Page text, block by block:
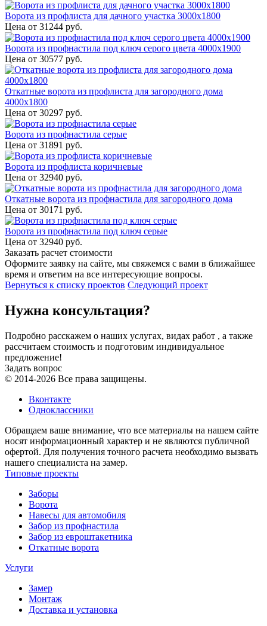
Ворота из профлиста для дачного участка 3000x1800
Цена от 31244 руб.
Ворота из профнастила под ключ серого цвета 4000x1900
Цена от 30577 руб.
Откатные ворота из профлиста для загородного дома
4000х1800
Цена от 30297 руб.
Ворота из профнастила серые
Цена от 31891 руб.
Ворота из профлиста коричневые
Цена от 32940 руб.
Откатные ворота из профнастила для загородного дома
Цена от 30171 руб.
Ворота из профнастила под ключ серые
Цена от 32940 руб.
Заказать расчет стоимости
Оформите заявку на сайте, мы свяжемся с вами в ближайшее
время и ответим на все интересующие вопросы.
Вернуться к списку проектов Следующий проект
Нужна консультация?
Подробно расскажем о наших услугах, видах работ , а также
рассчитаем стоимость и подготовим индивидуальное
предложение!
Задать вопрос
© 2014-2026 Все права защищены.
Вконтакте
Одноклассники
Обращаем ваше внимание, что все материалы на нашем сайте
носят информационный характер и не являются публичной
офертой. Для получения точного расчета необходимо вызвать
нашего специалиста на замер.
Типовые проекты
Заборы
Ворота
Навесы для автомобиля
Забор из профнастила
Забор из евроштакетника
Откатные ворота
Услуги
Замер
Монтаж
Доставка и установка